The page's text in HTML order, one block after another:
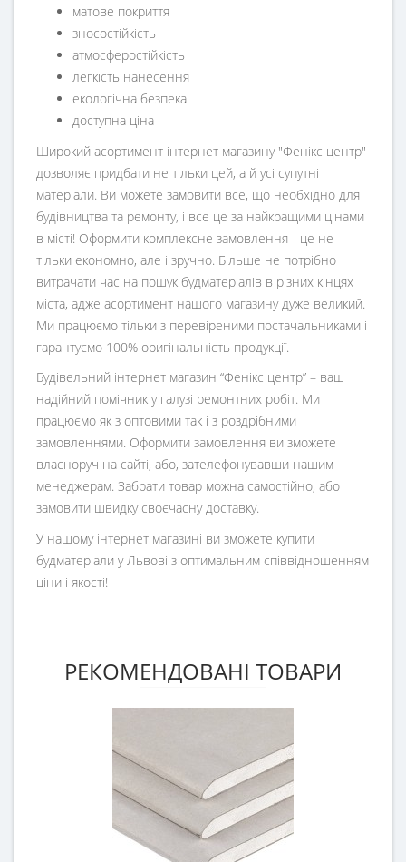
матове покриття
зносостійкість
атмосферостійкість
легкість нанесення
екологічна безпека
доступна ціна
Широкий асортимент інтернет магазину "Фенікс центр"
дозволяє придбати не тільки цей, а й усі супутні
матеріали. Ви можете замовити все, що необхідно для
будівництва та ремонту, і все це за найкращими цінами
в місті! Оформити комплексне замовлення - це не
тільки економно, але і зручно. Більше не потрібно
витрачати час на пошук будматеріалів в різних кінцях
міста, адже асортимент нашого магазину дуже великий.
Ми працюємо тільки з перевіреними постачальниками і
гарантуємо 100% оригінальність продукції.
Будівельний інтернет магазин “Фенікс центр” – ваш
надійний помічник у галузі ремонтних робіт. Ми
працюємо як з оптовими так і з роздрібними
замовленнями. Оформити замовлення ви зможете
власноруч на сайті, або, зателефонувавши нашим
менеджерам. Забрати товар можна самостійно, або
замовити швидку своєчасну доставку.
У нашому інтернет магазині ви зможете купити
будматеріали у Львові з оптимальним співвідношенням
ціни і якості!
РЕКОМЕНДОВАНІ ТОВАРИ